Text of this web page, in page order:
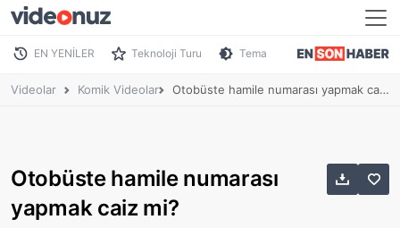
EN YENİLER Teknoloji Turu Tema
Videolar Komik Videolar Otobüste hamile numarası yapmak caiz mi?
Otobüste hamile numarası
yapmak caiz mi?